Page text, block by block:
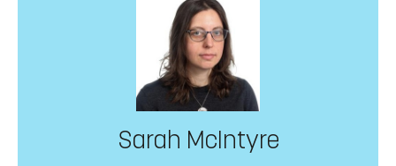
Sarah McIntyre